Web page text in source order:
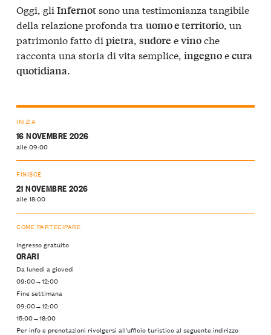
Oggi, gli Infernotsono una testimonianza tangibile
della relazione profonda tra uomo e territorio, un
patrimonio fatto di pietra, sudore evinoche
racconta una storia di vita semplice, ingegnoecura
quotidiana.
INIZIA
16 NOVEMBRE 2026
alle 09:00
FINISCE
21 NOVEMBRE 2026
alle 18:00
COME PARTECIPARE
Ingresso gratuito
ORARI
Da lunedì a giovedì
09:00→12:00
Fine settimana
09:00→12:00
15:00→18:00
Per info e prenotazioni rivolgersi all'ufficio turistico al seguente indirizzo